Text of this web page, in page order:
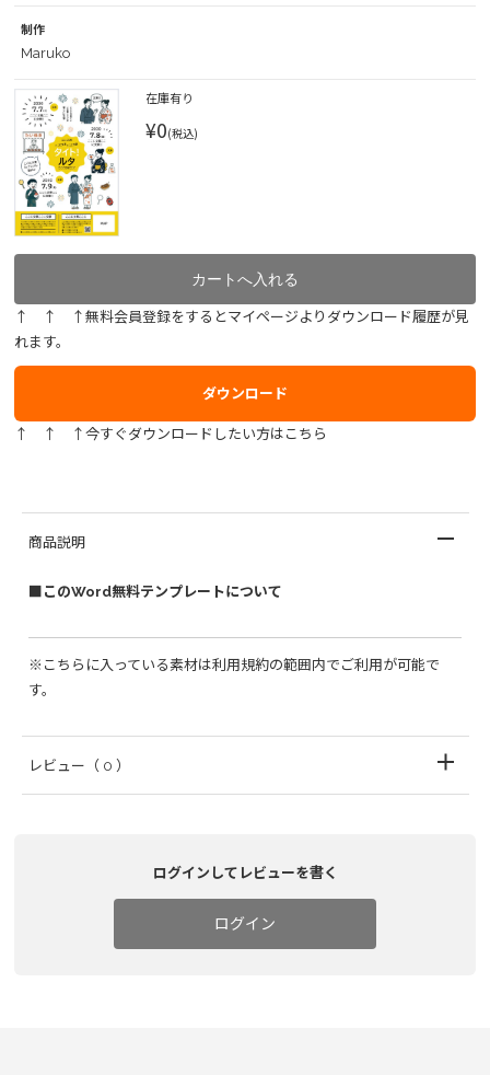
制作
Maruko
在庫有り
¥0(税込)
↑ ↑ ↑無料会員登録をするとマイページよりダウンロード履歴が見
れます。
ダウンロード
↑ ↑ ↑今すぐダウンロードしたい方はこちら
商品説明
■このWord無料テンプレートについて
※こちらに入っている素材は利用規約の範囲内でご利用が可能で
す。
レビュー （ 0 ）
ログインしてレビューを書く
ログイン